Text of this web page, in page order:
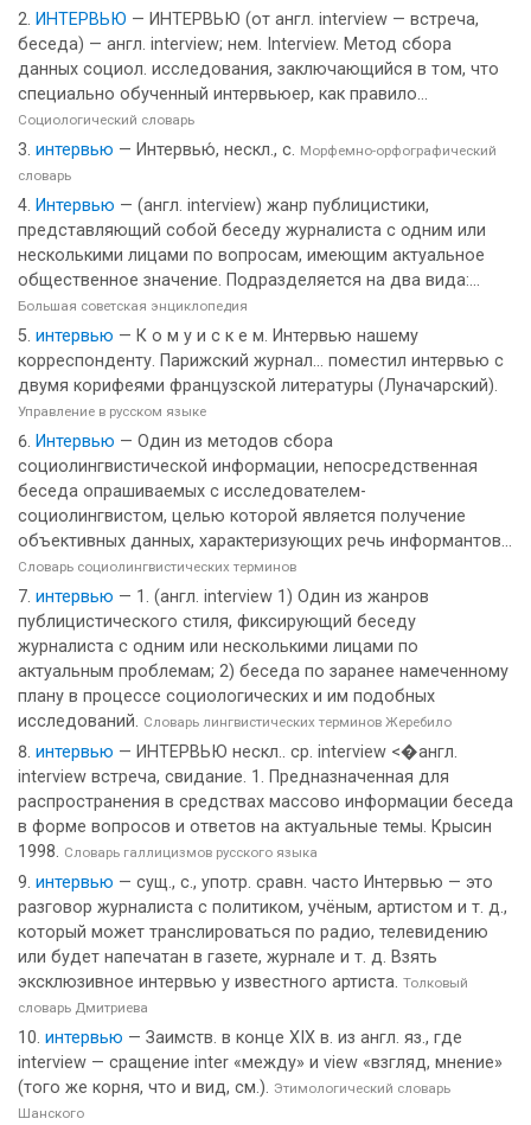
ИНТЕРВЬЮ — ИНТЕРВЬЮ (от англ. interview — встреча,
беседа) — англ. interview; нем. Interview. Метод сбора
данных социол. исследования, заключающийся в том, что
специально обученный интервьюер, как правило...
Социологический словарь
интервью — Интервью́, нескл., с. Морфемно-орфографический
словарь
Интервью — (англ. interview) жанр публицистики,
представляющий собой беседу журналиста с одним или
несколькими лицами по вопросам, имеющим актуальное
общественное значение. Подразделяется на два вида:...
Большая советская энциклопедия
интервью — К о м у и с к е м. Интервью нашему
корреспонденту. Парижский журнал... поместил интервью с
двумя корифеями французской литературы (Луначарский).
Управление в русском языке
Интервью — Один из методов сбора
социолингвистической информации, непосредственная
беседа опрашиваемых с исследователем-
социолингвистом, целью которой является получение
объективных данных, характеризующих речь информантов...
Словарь социолингвистических терминов
интервью — 1. (англ. interview 1) Один из жанров
публицистического стиля, фиксирующий беседу
журналиста с одним или несколькими лицами по
актуальным проблемам; 2) беседа по заранее намеченному
плану в процессе социологических и им подобных
исследований. Словарь лингвистических терминов Жеребило
интервью — ИНТЕРВЬЮ нескл.. ср. interview <�англ.
interview встреча, свидание. 1. Предназначенная для
распространения в средствах массово информации беседа
в форме вопросов и ответов на актуальные темы. Крысин
1998. Словарь галлицизмов русского языка
интервью — сущ., с., употр. сравн. часто Интервью — это
разговор журналиста с политиком, учёным, артистом и т. д.,
который может транслироваться по радио, телевидению
или будет напечатан в газете, журнале и т. д. Взять
эксклюзивное интервью у известного артиста. Толковый
словарь Дмитриева
интервью — Заимств. в конце XIX в. из англ. яз., где
interview — сращение inter «между» и view «взгляд, мнение»
(того же корня, что и вид, см.). Этимологический словарь
Шанского